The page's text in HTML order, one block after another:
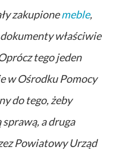
zakupionemeble,
właściwie
tego jeden
w Ośrodku Pomocy
do tego, żeby
a druga
Powiatowy Urząd